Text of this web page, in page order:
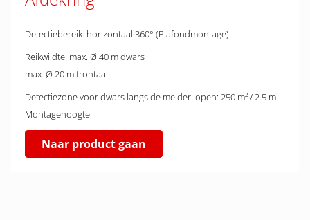
Detectiebereik: horizontaal 360° (Plafondmontage)
Reikwijdte: max. Ø 40 m dwars
max. Ø 20 m frontaal
Detectiezone voor dwars langs de melder lopen: 250 m² / 2.5 m
Montagehoogte
Naar product gaan